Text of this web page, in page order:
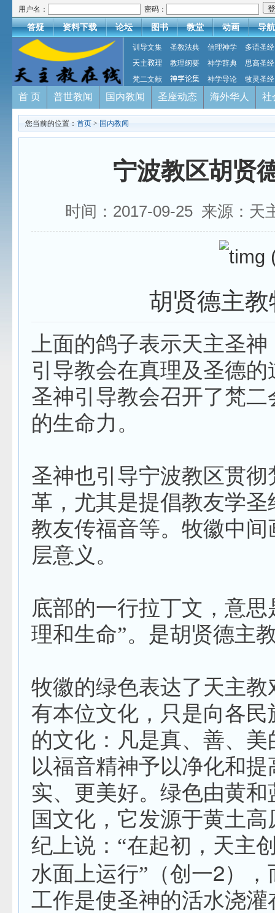
用户名： 密码：
答疑 资料下载 论坛 图书 教堂 动画 导航
训导文集 圣教法典 信理神学
多语圣经
天主教理
教理纲要 神学辞典
思高圣经
梵二文献
神学论集 神学导论 牧灵圣经
首 页 普世教闻 国内教闻 圣座动态 海外华人 社
您当前的位置： 首页 > 国内教闻
宁波教区胡贤
时间：2017-09-25 来源：天
胡贤德主
上面的鸽子表示天主圣
引导教会在真理及圣德
圣神引导教会召开了梵
的生命力。
圣神也引导宁波教区贯
革，尤其是提倡教友学
教友传福音等。牧徽中
层意义。
底部的一行拉丁文，意
理和生命”。是胡贤德主
牧徽的绿色表达了天主
有本位文化，只是向各
的文化：凡是真、善、
以福音精神予以净化和
实、更美好。绿色由黄
国文化，它发源于黄土
纪上说：“在起初，天
水面上运行”（创一2）
工作是使圣神的活水浇